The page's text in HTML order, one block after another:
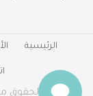
الرئيسية
جميع الحقوق